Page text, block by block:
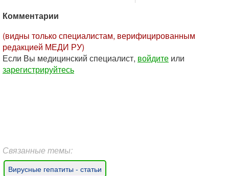
Комментарии
(видны только специалистам, верифицированным
редакцией МЕДИ РУ)
Если Вы медицинский специалист, войдите или
зарегистрируйтесь
Связанные темы:
Вирусные гепатиты - статьи